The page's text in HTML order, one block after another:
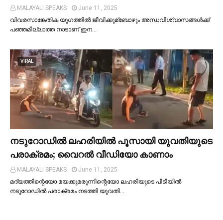
MALAYALI SPEAKS
June 11, 2025
വിവരസാങ്കേതിക യുഗത്തില്‍ ജീവിക്കുമ്ബോഴും അന്ധവിശ്വാസങ്ങള്‍ക്ക്
പഞ്ഞമില്ലാത്ത നാടാണ് ഇന…
VIRAL
നടുറോഡില്‍ ലഹരിയില്‍ പൂസായി യുവതിയുടെ
പരാക്രമം; വൈറൽ വീഡിയോ കാണാം
MALAYALI SPEAKS
June 11, 2025
മദ്യത്തിന്റെയോ മയക്കുമരുന്നിന്റെയോ ലഹരിയുടെ പിടിയില്‍
നടുറോഡില്‍ പരാക്രമം നടത്തി യുവതി…